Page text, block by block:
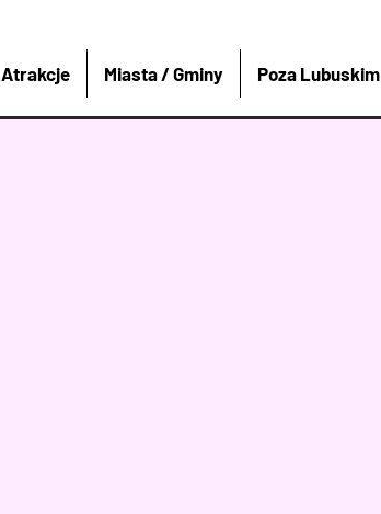
Atrakcje Miasta / Gminy Poza Lubuskim